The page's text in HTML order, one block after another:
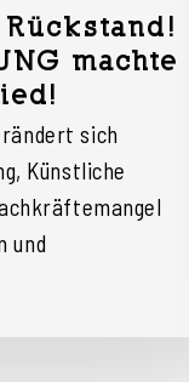
machte
sich
Künstliche
und